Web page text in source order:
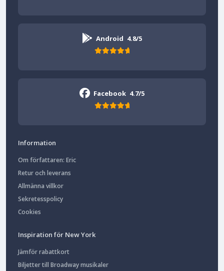
Android 4.8/5
Facebook 4.7/5
Information
Om författaren: Eric
Retur och leverans
Allmänna villkor
Sekretesspolicy
Cookies
Inspiration för New York
Jämför rabattkort
Biljetter till Broadway musikaler